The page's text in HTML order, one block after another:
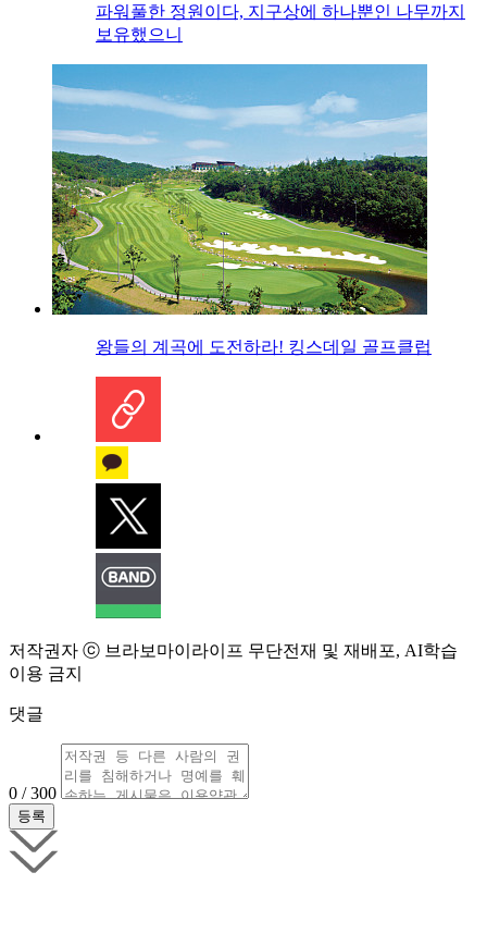
파워풀한 정원이다, 지구상에 하나뿐인 나무까지
보유했으니
왕들의 계곡에 도전하라! 킹스데일 골프클럽
저작권자 ⓒ 브라보마이라이프 무단전재 및 재배포, AI학습
이용 금지
댓글
0 / 300